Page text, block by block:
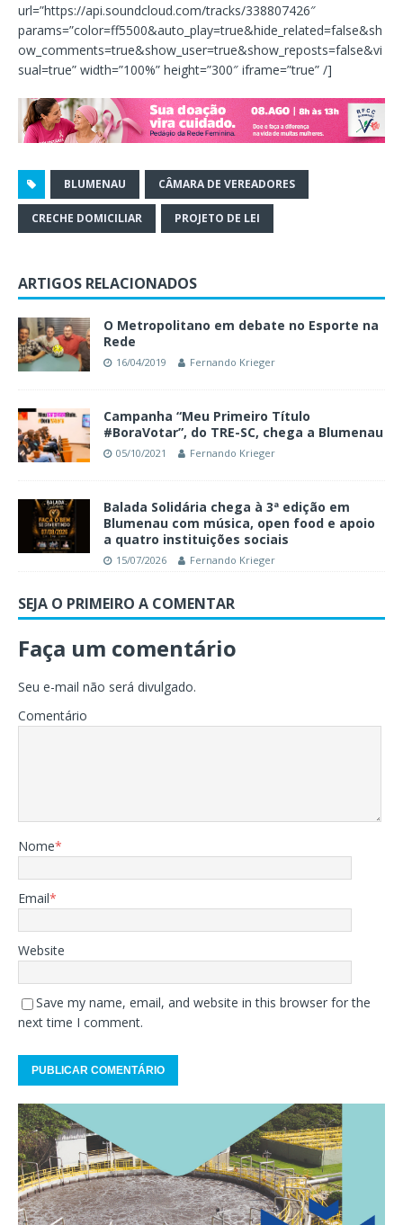
url=”https://api.soundcloud.com/tracks/338807426″
params=”color=ff5500&auto_play=true&hide_related=false&sh
ow_comments=true&show_user=true&show_reposts=false&vi
sual=true” width=”100%” height=”300″ iframe=”true” /]
BLUMENAU CÂMARA DE VEREADORES
CRECHE DOMICILIAR PROJETO DE LEI
ARTIGOS RELACIONADOS
O Metropolitano em debate no Esporte na
Rede
16/04/2019 Fernando Krieger
Campanha “Meu Primeiro Título
#BoraVotar”, do TRE-SC, chega a Blumenau
05/10/2021 Fernando Krieger
Balada Solidária chega à 3ª edição em
Blumenau com música, open food e apoio
a quatro instituições sociais
15/07/2026 Fernando Krieger
SEJA O PRIMEIRO A COMENTAR
Faça um comentário
Seu e-mail não será divulgado.
Comentário
Nome*
Email*
Website
Save my name, email, and website in this browser for the
next time I comment.